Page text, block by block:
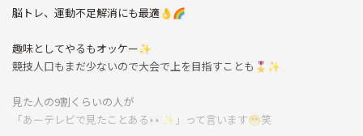
脳トレ、運動不足解消にも最適👌🌈
趣味としてやるもオッケー✨
競技人口もまだ少ないので大会で上を目指すことも🎖️✨
見た人の9割くらいの人が
「あーテレビで見たことある👀✨」って言います😁笑